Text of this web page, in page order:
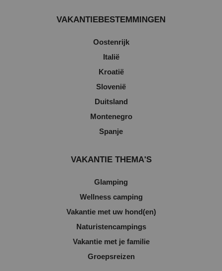
VAKANTIEBESTEMMINGEN
Oostenrijk
Italië
Kroatië
Slovenië
Duitsland
Montenegro
Spanje
VAKANTIE THEMA'S
Glamping
Wellness camping
Vakantie met uw hond(en)
Naturistencampings
Vakantie met je familie
Groepsreizen